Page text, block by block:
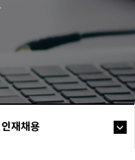
인재채용